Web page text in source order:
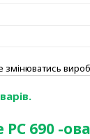
змінюватись
690 -